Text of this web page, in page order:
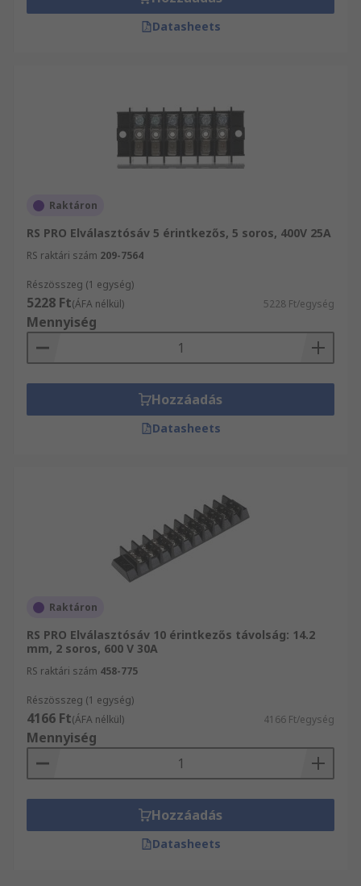
Datasheets
Raktáron
RS PRO Elválasztósáv 5 érintkezős, 5 soros, 400V 25A
RS raktári szám 209-7564
Részösszeg (1 egység)
5228 Ft(ÁFA nélkül) 5228 Ft/egység
Mennyiség
Hozzáadás
Datasheets
Raktáron
RS PRO Elválasztósáv 10 érintkezős távolság: 14.2
mm, 2 soros, 600 V 30A
RS raktári szám 458-775
Részösszeg (1 egység)
4166 Ft(ÁFA nélkül) 4166 Ft/egység
Mennyiség
Hozzáadás
Datasheets